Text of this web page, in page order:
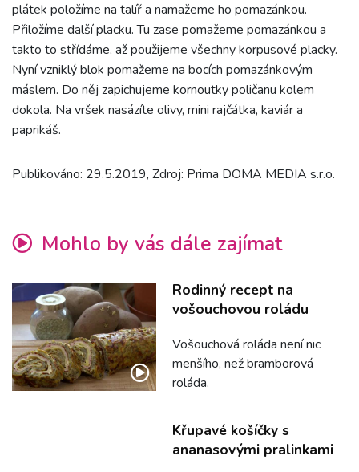
plátek položíme na talíř a namažeme ho pomazánkou.
Přiložíme další placku. Tu zase pomažeme pomazánkou a
takto to střídáme, až použijeme všechny korpusové placky.
Nyní vzniklý blok pomažeme na bocích pomazánkovým
máslem. Do něj zapichujeme kornoutky poličanu kolem
dokola. Na vršek nasázíte olivy, mini rajčátka, kaviár a
paprikáš.
Publikováno: 29.5.2019, Zdroj: Prima DOMA MEDIA s.r.o.
Mohlo by vás dále zajímat
Rodinný recept na
vošouchovou roládu
Vošouchová roláda není nic
menšího, než bramborová
roláda.
Křupavé košíčky s
ananasovými pralinkami